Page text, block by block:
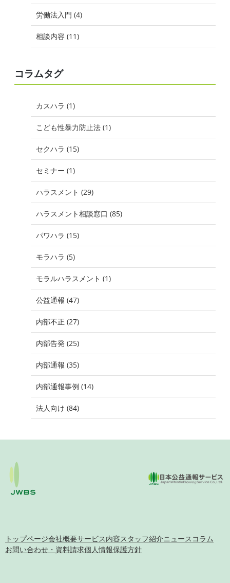
労働法入門 (4)
相談内容 (11)
コラムタグ
カスハラ (1)
こども性暴力防止法 (1)
セクハラ (15)
セミナー (1)
ハラスメント (29)
ハラスメント相談窓口 (85)
パワハラ (15)
モラハラ (5)
モラルハラスメント (1)
公益通報 (47)
内部不正 (27)
内部告発 (25)
内部通報 (35)
内部通報事例 (14)
法人向け (84)
トップページ会社概要サービス内容スタッフ紹介ニュース コラム
お問い合わせ・資料請求個人情報保護方針